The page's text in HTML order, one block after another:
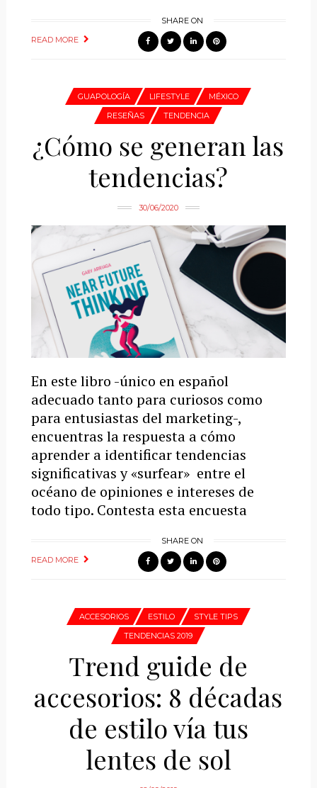
READ MORE
SHARE ON
GUAPOLOGÍA LIFESTYLE
MÉXICO
RESEÑAS
TENDENCIA
¿Cómo se generan las
tendencias?
30/06/2020
En este libro -único en español
adecuado tanto para curiosos como
para entusiastas del marketing-,
encuentras la respuesta a cómo
aprender a identificar tendencias
significativas y «surfear» entre el
océano de opiniones e intereses de
todo tipo. Contesta esta encuesta
READ MORE
SHARE ON
ACCESORIOS ESTILO
STYLE TIPS
TENDENCIAS 2019
Trend guide de
accesorios: 8 décadas
de estilo vía tus
lentes de sol